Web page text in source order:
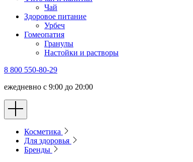
Чай
Здоровое питание
Урбеч
Гомеопатия
Гранулы
Настойки и растворы
8 800 550-80-29
ежедневно с 9:00 до 20:00
Косметика
Для здоровья
Бренды